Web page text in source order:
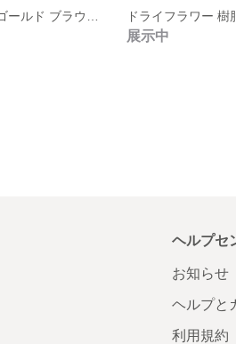
展示中
ヘルプセ
お知らせ
ヘルプと
利用規約